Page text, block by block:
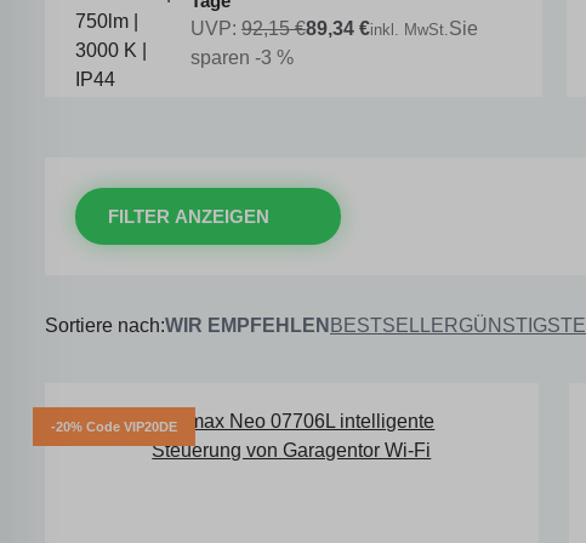
UVP: 92,15 €89,34 €inkl. MwSt.Sie
sparen -3 %
FILTER ANZEIGEN
Sortiere nach:WIR EMPFEHLEN BESTSELLERGÜNSTIGSTE
-20% Code VIP20DE